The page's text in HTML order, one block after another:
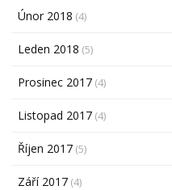
Únor 2018 (4)
Leden 2018 (5)
Prosinec 2017 (4)
Listopad 2017 (4)
Říjen 2017 (5)
Září 2017 (4)